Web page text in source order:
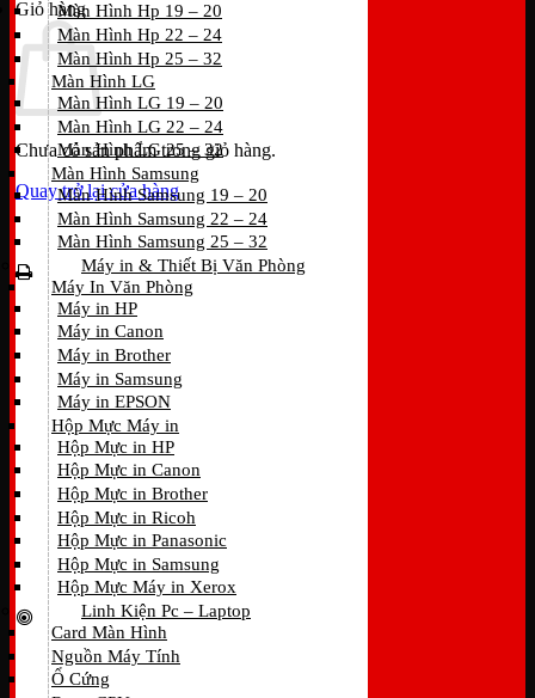
Giỏ hàng
Chưa có sản phẩm trong giỏ hàng.
Quay trở lại cửa hàng
Màn Hình Hp 19 – 20
Màn Hình Hp 22 – 24
Màn Hình Hp 25 – 32
Màn Hình LG
Màn Hình LG 19 – 20
Màn Hình LG 22 – 24
Màn Hình LG 25 – 32
Màn Hình Samsung
Màn Hình Samsung 19 – 20
Màn Hình Samsung 22 – 24
Màn Hình Samsung 25 – 32
Máy in & Thiết Bị Văn Phòng
Máy In Văn Phòng
Máy in HP
Máy in Canon
Máy in Brother
Máy in Samsung
Máy in EPSON
Hộp Mực Máy in
Hộp Mực in HP
Hộp Mực in Canon
Hộp Mực in Brother
Hộp Mực in Ricoh
Hộp Mực in Panasonic
Hộp Mực in Samsung
Hộp Mực Máy in Xerox
Linh Kiện Pc – Laptop
Card Màn Hình
Nguồn Máy Tính
Ổ Cứng